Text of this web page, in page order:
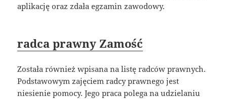
aplikację oraz zdała egzamin zawodowy.
radca prawny Zamość
Została również wpisana na listę radców prawnych.
Podstawowym zajęciem radcy prawnego jest
niesienie pomocy. Jego praca polega na udzielaniu